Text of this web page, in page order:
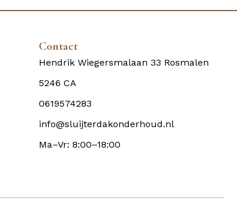
Contact
Hendrik Wiegersmalaan 33 Rosmalen
5246 CA
0619574283
info@sluijterdakonderhoud.nl
Ma–Vr: 8:00–18:00